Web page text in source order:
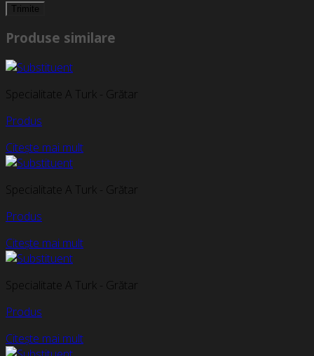
Produse similare
Specialitate A Turk - Grătar
Produs
Citește mai mult
Specialitate A Turk - Grătar
Produs
Citește mai mult
Specialitate A Turk - Grătar
Produs
Citește mai mult